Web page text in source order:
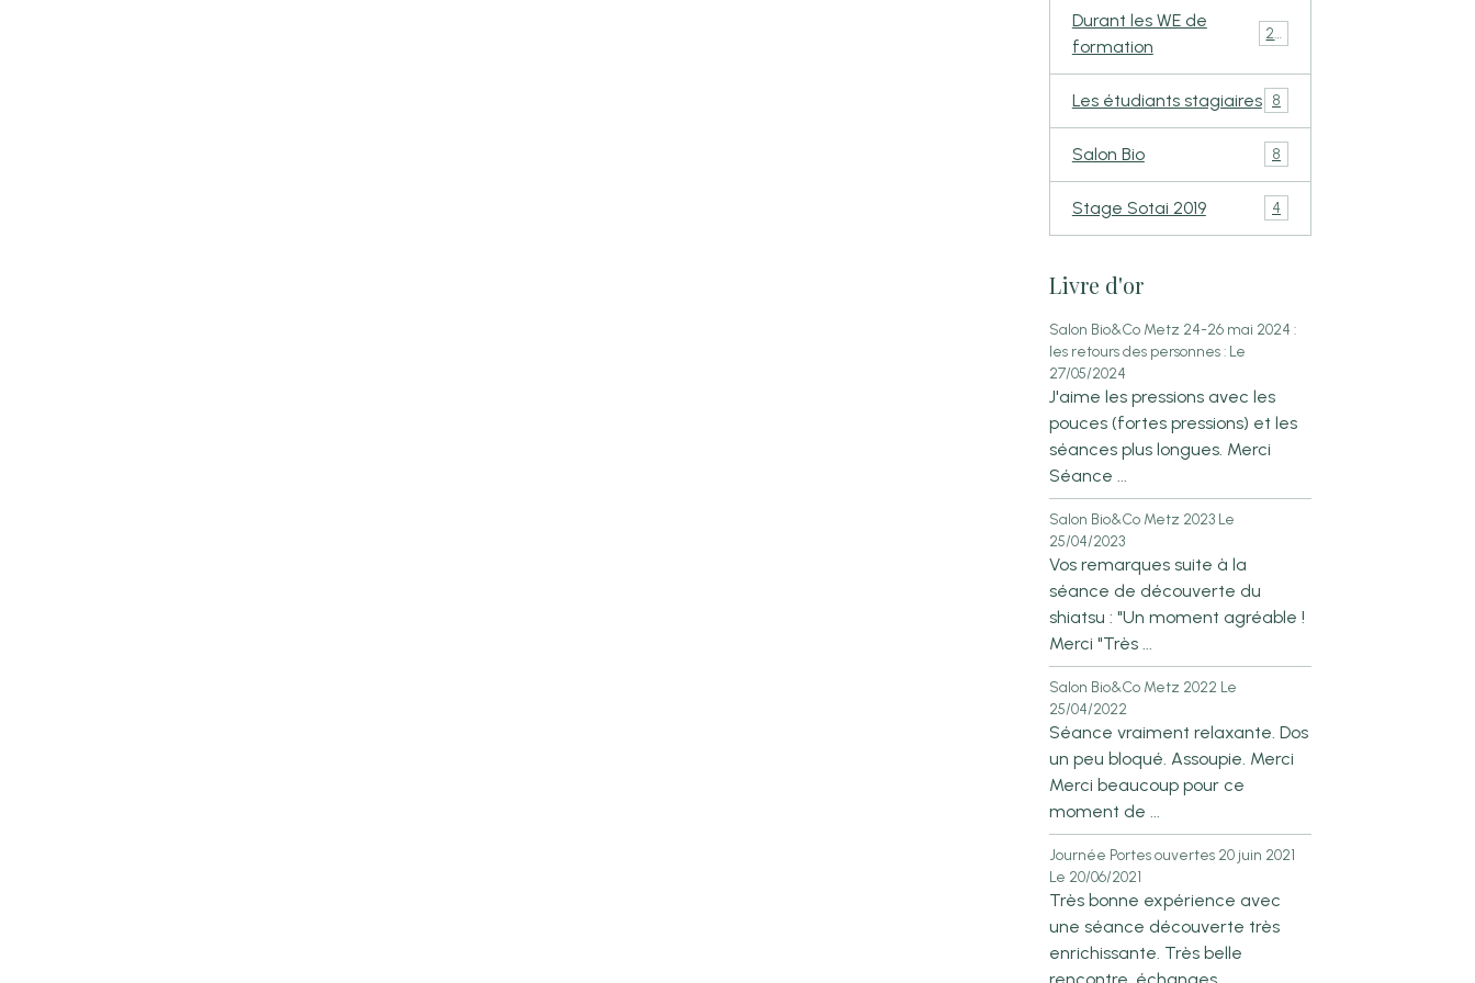
Durant les WE de
formation
24
Les étudiants stagiaires 8
Salon Bio 8
Stage Sotai 2019 4
Livre d'or
Salon Bio&Co Metz 24-26 mai 2024 :
les retours des personnes : Le
27/05/2024
J'aime les pressions avec les
pouces (fortes pressions) et les
séances plus longues. Merci
Séance ...
Salon Bio&Co Metz 2023 Le
25/04/2023
Vos remarques suite à la
séance de découverte du
shiatsu : "Un moment agréable !
Merci "Très ...
Salon Bio&Co Metz 2022 Le
25/04/2022
Séance vraiment relaxante. Dos
un peu bloqué. Assoupie. Merci
Merci beaucoup pour ce
moment de ...
Journée Portes ouvertes 20 juin 2021
Le 20/06/2021
Très bonne expérience avec
une séance découverte très
enrichissante. Très belle
rencontre, échanges. ...